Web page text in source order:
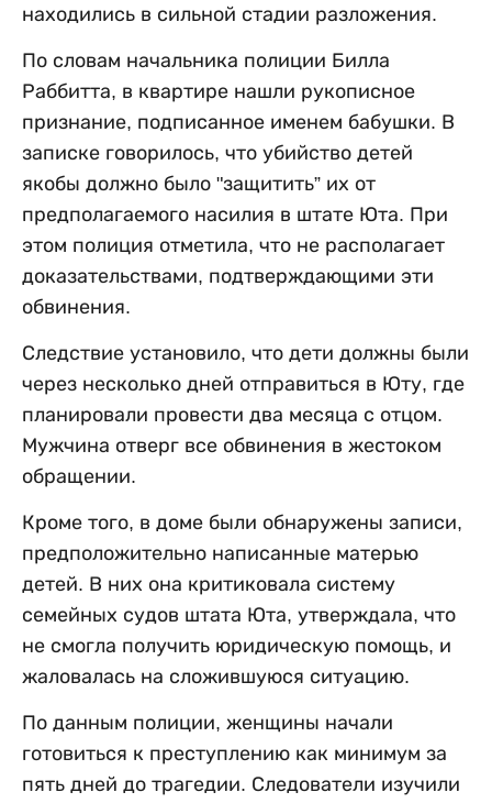
находились в сильной стадии разложения.
По словам начальника полиции Билла
Раббитта, в квартире нашли рукописное
признание, подписанное именем бабушки. В
записке говорилось, что убийство детей
якобы должно было "защитить” их от
предполагаемого насилия в штате Юта. При
этом полиция отметила, что не располагает
доказательствами, подтверждающими эти
обвинения.
Следствие установило, что дети должны были
через несколько дней отправиться в Юту, где
планировали провести два месяца с отцом.
Мужчина отверг все обвинения в жестоком
обращении.
Кроме того, в доме были обнаружены записи,
предположительно написанные матерью
детей. В них она критиковала систему
семейных судов штата Юта, утверждала, что
не смогла получить юридическую помощь, и
жаловалась на сложившуюся ситуацию.
По данным полиции, женщины начали
готовиться к преступлению как минимум за
пять дней до трагедии. Следователи изучили